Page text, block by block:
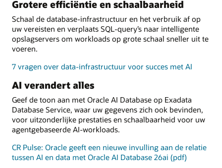
Grotere efficiëntie en schaalbaarheid
Schaal de database-infrastructuur en het verbruik af op
uw vereisten en verplaats SQL-query’s naar intelligente
opslagservers om workloads op grote schaal sneller uit te
voeren.
7 vragen over data-infrastructuur voor succes met AI
AI verandert alles
Geef de toon aan met Oracle AI Database op Exadata
Database Service, waar uw gegevens zich ook bevinden,
voor uitzonderlijke prestaties en schaalbaarheid voor uw
agentgebaseerde AI-workloads.
CR Pulse: Oracle geeft een nieuwe invulling aan de relatie
tussen AI en data met Oracle AI Database 26ai (pdf)